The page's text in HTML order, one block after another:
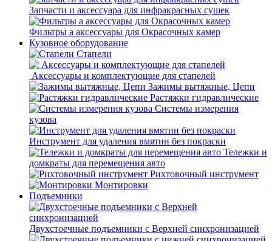
Запчасти и аксессуара для инфракрасных сушек
Фильтры а аксессуары для Окрасочных камер
Кузовное оборудование
Стапели
Аксессуары и комплектующие для стапелей
Зажимы вытяжные, Цепи
Растяжки гидравлические
Системы измерения
кузова
Инструмент для удаления вмятин без покраски
Тележки и
домкраты для перемещения авто
Рихтовочный инструмент
Монтировки
Подъемники
Двухстоечные подъемники с Верхней синхронизацией